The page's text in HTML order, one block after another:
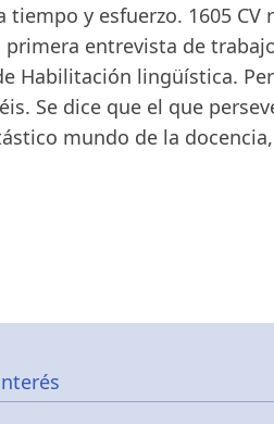
tiempo y esfuerzo. 1605
entrevista de
Habilitación lingüística.
Se dice que el que
mundo de la